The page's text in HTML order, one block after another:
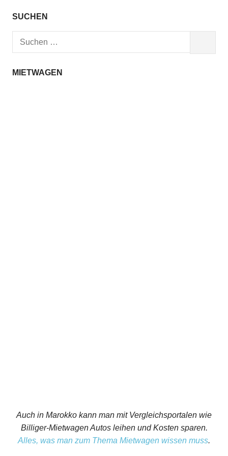
SUCHEN
Suchen
MIETWAGEN
Auch in Marokko kann man mit Vergleichsportalen wie
Billiger-Mietwagen Autos leihen und Kosten sparen.
Alles, was man zum Thema Mietwagen wissen muss.